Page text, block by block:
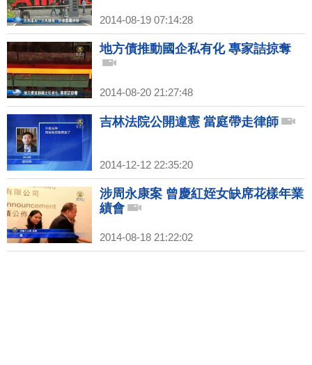
2014-08-19 07:14:28
地方債推動國企私有化 專家詰掠奪
2014-08-20 21:27:48
吉林法院公開違憲 當庭帶走律師
2014-12-12 22:35:20
涉周永康案 曾慶紅姪女缺席花樣年業
績會
2014-08-18 21:22:02